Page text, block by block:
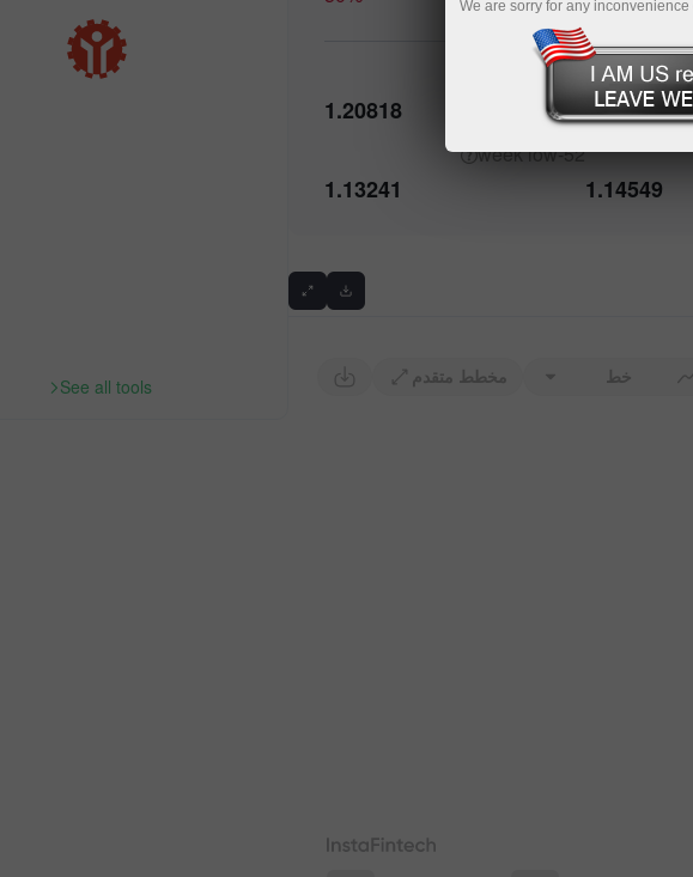
1.15803
high
1.20818
1.14549
52-week
low
1.13241
خط مخطط متقدم
Actual
Forecast
See all tools
We are sorry for any